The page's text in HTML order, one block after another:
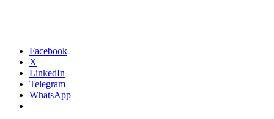
Facebook
X
LinkedIn
Telegram
WhatsApp